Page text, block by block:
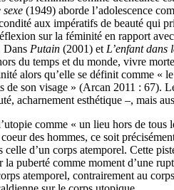
sexe (1949) aborde l’adolescence
aux impératifs de beauté qui
sur la féminité en rapport
Dans Putain (2001) et L’enfant dans
du temps et du monde, vivre
alors qu’elle se définit comme «
de son visage » (Arcan 2011 : 67).
acharnement esthétique –, mais
comme « un lieu hors de tous
des hommes, ce soit
d’un corps atemporel. Cette
la puberté comme moment d’une
atemporel, contrairement au